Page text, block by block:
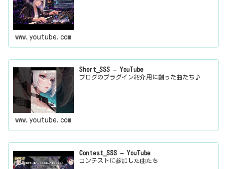
www.youtube.com
Short_SSS – YouTube
ブログのプラグイン紹介用に創った曲たち♪
www.youtube.com
Contest_SSS – YouTube
コンテストに参加した曲たち